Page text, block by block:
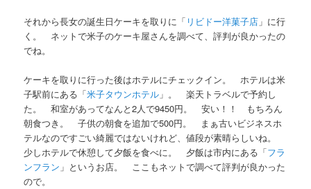
それから長女の誕生日ケーキを取りに「 リビドー洋菓子店 」に行
く。 ネットで米子のケーキ屋さんを調べて、評判が良かったの
でね。
ケーキを取りに行った後はホテルにチェックイン。 ホテルは米
子駅前にある「米子タウンホテル 」。 楽天トラベルで予約し
た。 和室があってなんと2人で9450円。 安い！！ もちろん
朝食つき。 子供の朝食を追加で500円。 まぁ古いビジネスホ
テルなのですごい綺麗ではないけれど、値段が素晴らしいね。
少しホテルで休憩して夕飯を食べに。 夕飯は市内にある「フラ
ンフラン 」というお店。 ここもネットで調べて評判が良かった
ので。